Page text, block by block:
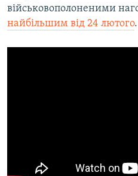
військовополоненими
найбільшим від 24 лютого.